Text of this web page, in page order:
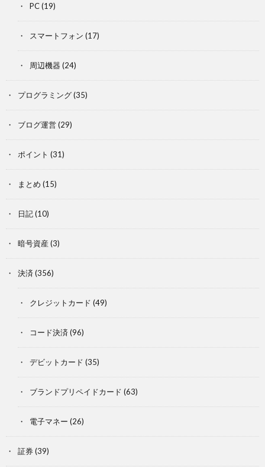
PC(19)
スマートフォン (17)
周辺機器 (24)
プログラミング(35)
ブログ運営(29)
ポイント (31)
まとめ (15)
日記(10)
暗号資産 (3)
決済 (356)
クレジットカード (49)
コード決済 (96)
デビットカード (35)
ブランドプリペイドカード (63)
電子マネー (26)
証券(39)